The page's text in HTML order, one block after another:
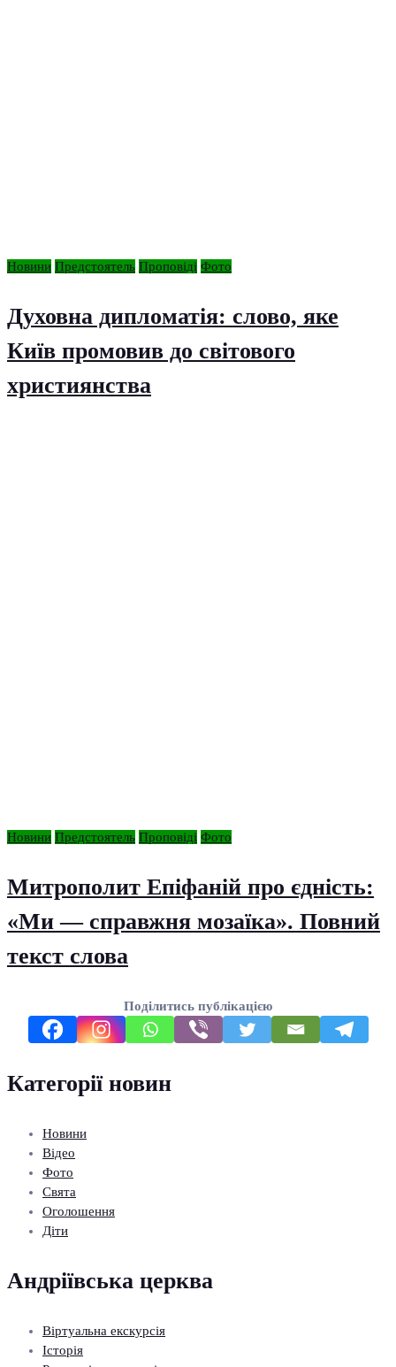
Новини Предстоятель Проповіді Фото
Духовна дипломатія: слово, яке
Київ промовив до світового
християнства
Новини Предстоятель Проповіді Фото
Митрополит Епіфаній про єдність:
«Ми — справжня мозаїка». Повний
текст слова
Поділитись публікацією
Категорії новин
Новини
Відео
Фото
Свята
Оголошення
Діти
Андріївська церква
Віртуальна екскурсія
Історія